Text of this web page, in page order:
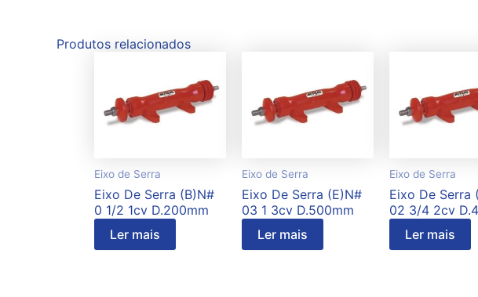
Produtos relacionados
Eixo de Serra
Eixo De Serra (B)N#
0 1/2 1cv D.200mm
Ler mais
Eixo de Serra
Eixo De Serra (E)N#
03 1 3cv D.500mm
Ler mais
Eixo de Serra
Eixo De Serra
02 3/4 2cv
Ler mais